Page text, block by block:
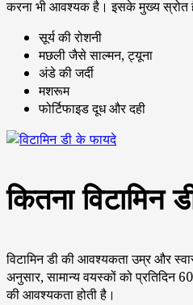
करना भी आवश्यक है। इसके मुख्य स्रोत
सूर्य की रोशनी
मछली जैसे साल्मन, ट्यूना
अंडे की जर्दी
मशरूम
फोर्टिफाइड दूध और दही
कितना विटामिन
विटामिन डी की आवश्यकता उम्र और
अनुसार, सामान्य वयस्कों को प्रतिदिन
की आवश्यकता होती है।